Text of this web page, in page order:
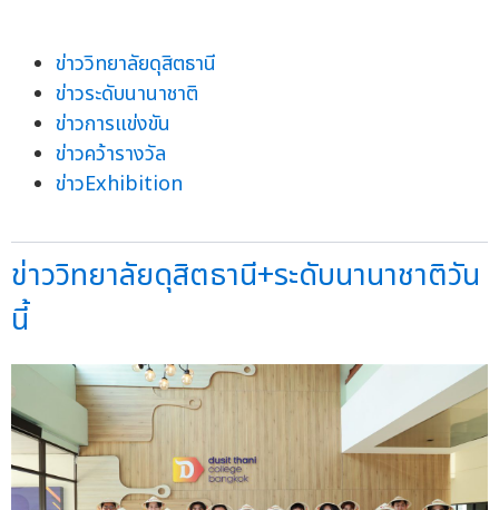
ข่าววิทยาลัยดุสิตธานี
ข่าวระดับนานาชาติ
ข่าวการแข่งขัน
ข่าวคว้ารางวัล
ข่าวExhibition
ข่าววิทยาลัยดุสิตธานี+ระดับนานาชาติวัน
นี้